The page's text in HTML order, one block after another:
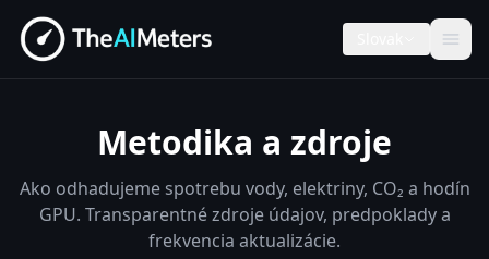
Metodika a zdroje
Ako odhadujeme spotrebu vody, elektriny, CO₂ a hodín
GPU. Transparentné zdroje údajov, predpoklady a
frekvencia aktualizácie.